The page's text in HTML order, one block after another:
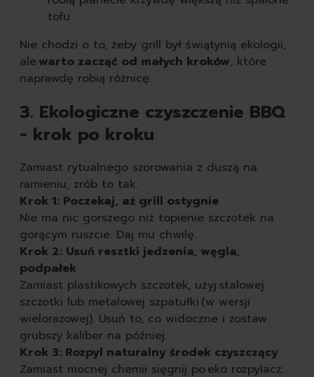
tofu
Nie chodzi o to, żeby grill był świątynią ekologii,
alewarto zacząć od małych kroków, które
naprawdę robią różnicę.
3. Ekologiczne czyszczenie BBQ
- krok po kroku
Zamiast rytualnego szorowania z duszą na
ramieniu, zrób to tak:
Krok 1: Poczekaj, aż grill ostygnie
Nie ma nic gorszego niż topienie szczotek na
gorącym ruszcie. Daj mu chwilę.
Krok 2: Usuń resztki jedzenia, węgla,
podpałek
Zamiast plastikowych szczotek, użyj stalowej
szczotki lub metalowej szpatułki (w wersji
wielorazowej). Usuń to, co widoczne i zostaw
grubszy kaliber na później.
Krok 3: Rozpyl naturalny środek czyszczący
Zamiast mocnej chemii sięgnij po eko rozpylacz.